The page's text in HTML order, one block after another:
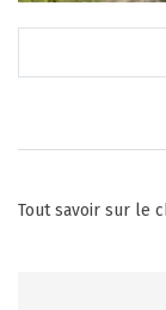
Post
Tout savoir sur le